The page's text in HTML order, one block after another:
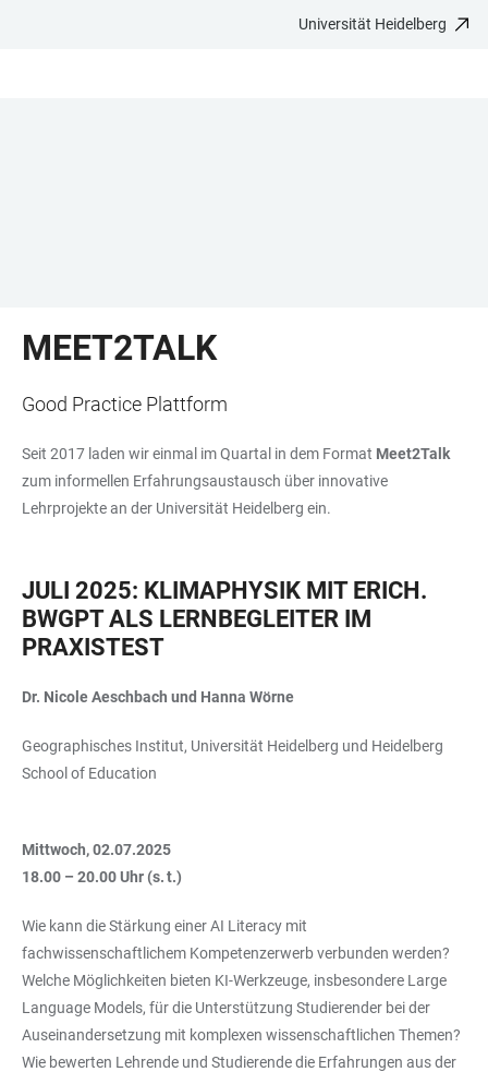
Universität Heidelberg
MEET2TALK
Good Practice Plattform
Seit 2017 laden wir einmal im Quartal in dem Format Meet2Talk
zum informellen Erfahrungsaustausch über innovative
Lehrprojekte an der Universität Heidelberg ein.
JULI 2025: KLIMAPHYSIK MIT ERICH.
BWGPT ALS LERNBEGLEITER IM
PRAXISTEST
Dr. Nicole Aeschbach und Hanna Wörne
Geographisches Institut, Universität Heidelberg und Heidelberg
School of Education
Mittwoch, 02.07.2025
18.00 – 20.00 Uhr (s. t.)
Wie kann die Stärkung einer AI Literacy mit
fachwissenschaftlichem Kompetenzerwerb verbunden werden?
Welche Möglichkeiten bieten KI-Werkzeuge, insbesondere Large
Language Models, für die Unterstützung Studierender bei der
Auseinandersetzung mit komplexen wissenschaftlichen Themen?
Wie bewerten Lehrende und Studierende die Erfahrungen aus der